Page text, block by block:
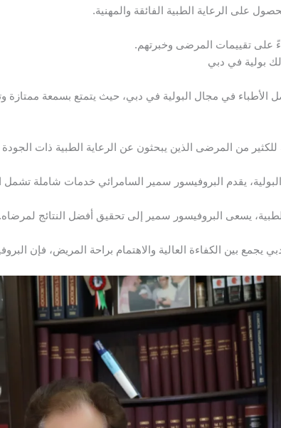
على الرعاية الطبية الفائقة والمهنية.
على تقييمات المرضى وخبرتهم.
بولية في دبي
الأطباء في مجال البولية في دبي، حيث يتمتع بسمعة
من المرضى الذين يبحثون عن الرعاية الطبية ذات الجودة
يقدم البروفيسور سمير السامرائي خدمات شاملة
يسعى البروفيسور سمير إلى تحقيق أفضل النتائج لمرضاه.
بين الكفاءة العالية والاهتمام براحة المريض، فإن